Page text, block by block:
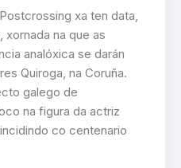
xa ten data,
xornada na que as
analóxica se darán
Quiroga, na Coruña.
galego de
na figura da actriz
co centenario